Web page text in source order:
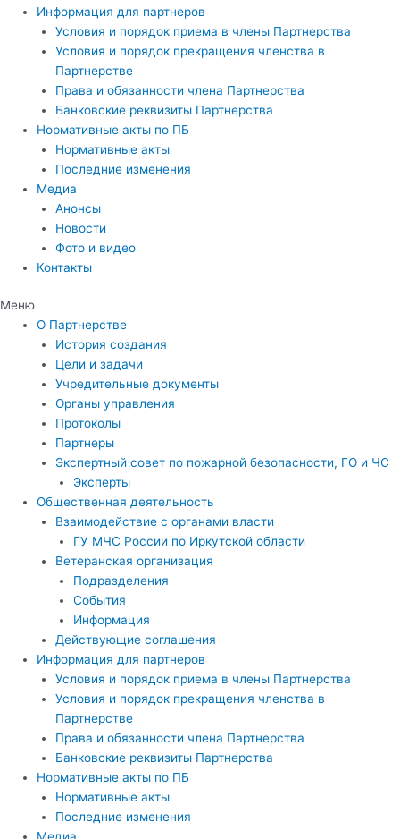
Информация для партнеров
Условия и порядок приема в члены Партнерства
Условия и порядок прекращения членства в
Партнерстве
Права и обязанности члена Партнерства
Банковские реквизиты Партнерства
Нормативные акты по ПБ
Нормативные акты
Последние изменения
Медиа
Анонсы
Новости
Фото и видео
Контакты
Меню
О Партнерстве
История создания
Цели и задачи
Учредительные документы
Органы управления
Протоколы
Партнеры
Экспертный совет по пожарной безопасности, ГО и ЧС
Эксперты
Общественная деятельность
Взаимодействие с органами власти
ГУ МЧС России по Иркутской области
Ветеранская организация
Подразделения
События
Информация
Действующие соглашения
Информация для партнеров
Условия и порядок приема в члены Партнерства
Условия и порядок прекращения членства в
Партнерстве
Права и обязанности члена Партнерства
Банковские реквизиты Партнерства
Нормативные акты по ПБ
Нормативные акты
Последние изменения